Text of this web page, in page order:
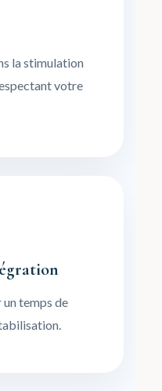
la stimulation
votre
un temps de